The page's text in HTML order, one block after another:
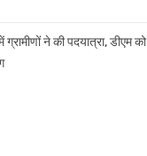
ने की पदयात्रा, डीएम को